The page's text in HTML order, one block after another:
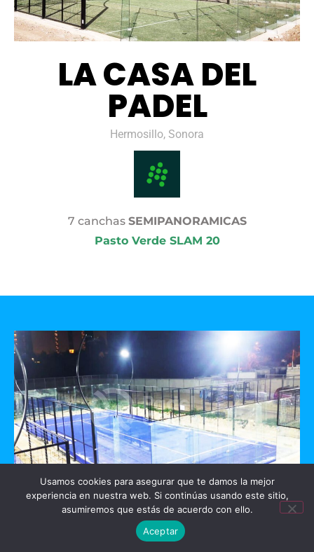
LA CASA DEL
PADEL
Hermosillo, Sonora
7 canchas SEMIPANORAMICAS
Pasto Verde SLAM 20
GO PADEL
Usamos cookies para asegurar que te damos la mejor
experiencia en nuestra web. Si continúas usando este sitio,
asumiremos que estás de acuerdo con ello.
Aceptar